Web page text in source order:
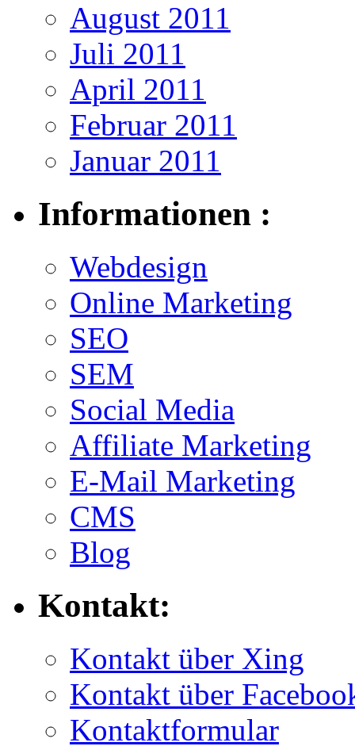
August 2011
Juli 2011
April 2011
Februar 2011
Januar 2011
Informationen :
Webdesign
Online Marketing
SEO
SEM
Social Media
Affiliate Marketing
E-Mail Marketing
CMS
Blog
Kontakt:
Kontakt über Xing
Kontakt über
Kontaktformular